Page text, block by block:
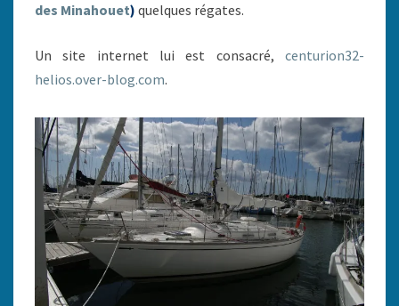
des Minahouet) quelques régates.
Un site internet lui est consacré, centurion32-
helios.over-blog.com.